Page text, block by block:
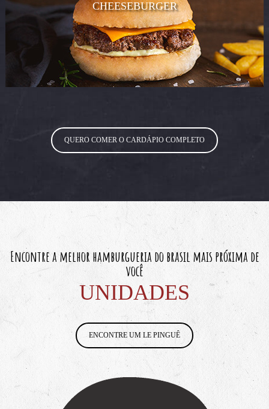
QUERO COMER O CARDÁPIO COMPLETO
Encontre a melhor hamburgueria do brasil mais próxima de
você
UNIDADES
ENCONTRE UM LE PINGUÊ